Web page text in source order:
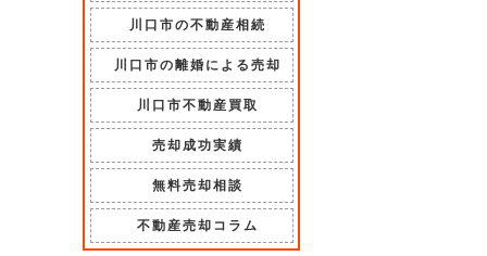
川口市の不動産相続
川口市の離婚による売却
川口市不動産買取
売却成功実績
無料売却相談
不動産売却コラム